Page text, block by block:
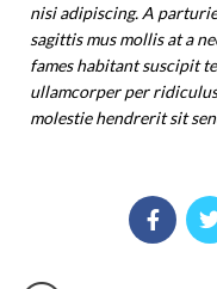
nisi adipiscing. A
sagittis mus mollis at a
fames habitant suscipit
ullamcorper per
molestie hendrerit sit